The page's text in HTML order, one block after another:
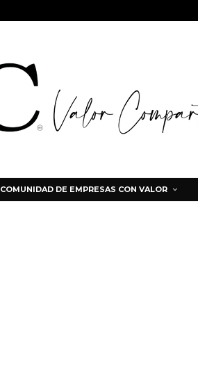
COMUNIDAD DE EMPRESAS CON VALOR